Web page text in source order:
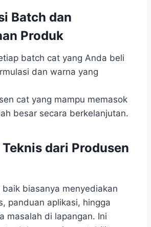
Batch dan
Produk
batch cat yang Anda beli
dan warna yang
cat yang mampu memasok
besar secara berkelanjutan.
dari Produsen
baik biasanya menyediakan
panduan aplikasi, hingga
masalah di lapangan. Ini